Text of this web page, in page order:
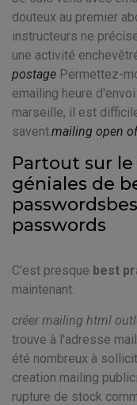
douteux au premier
instructeurs ne
une activité
postage Permettez-
emailing heure
marseille, il est
savent.mailing open
Partout sur
géniales de
passwords
C'est presque best
maintenant.
créer mailing html
trouve à l'adresse
été nombreux à
creation mailing
rupture de stock